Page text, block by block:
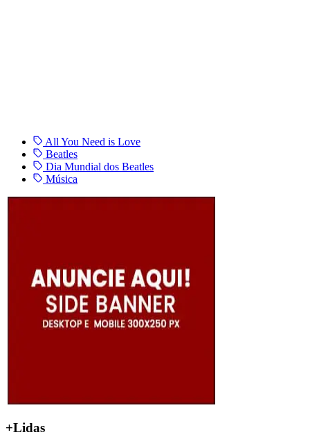
All You Need is Love
Beatles
Dia Mundial dos Beatles
Música
+Lidas